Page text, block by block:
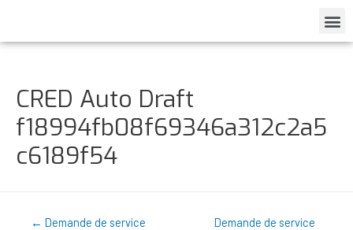
CRED Auto Draft
f18994fb08f69346a312c2a5
c6189f54
← Demande de service
Demande de service